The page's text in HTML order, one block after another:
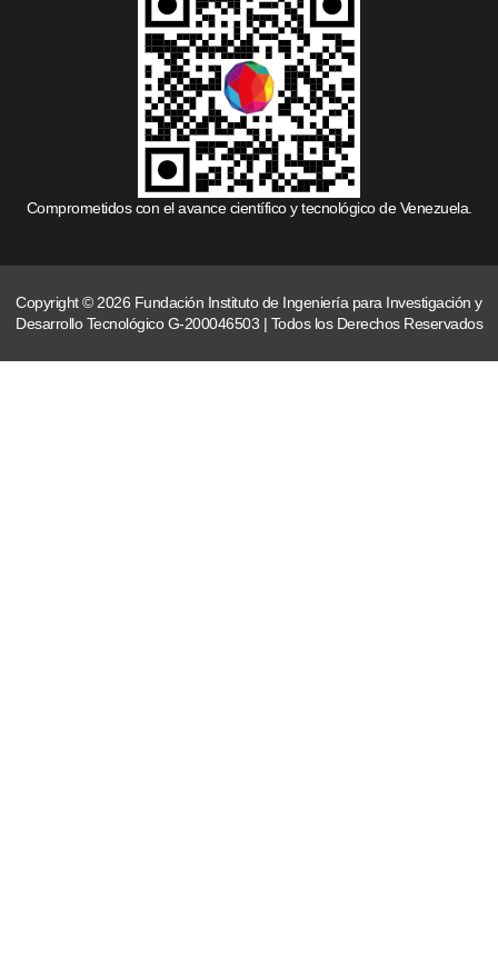
Comprometidos con el avance científico y tecnológico de Venezuela.
Copyright © 2026 Fundación Instituto de Ingeniería para Investigación y
Desarrollo Tecnológico G-200046503 | Todos los Derechos Reservados